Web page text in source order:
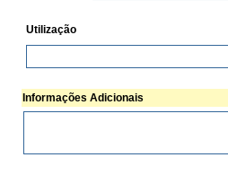
Utilização
Informações Adicionais